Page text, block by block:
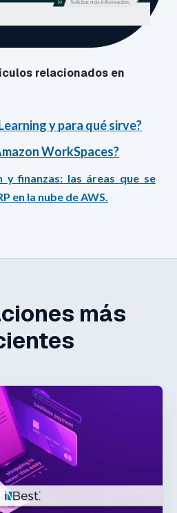
relacionados en
y para qué sirve?
WorkSpaces?
y finanzas: las áreas que se
en la nube de AWS.
más